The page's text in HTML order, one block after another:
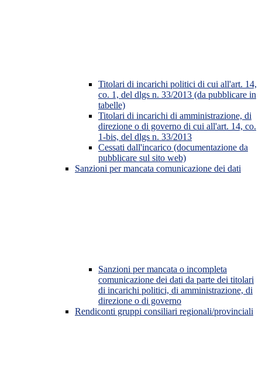
Titolari di incarichi politici di cui all'art. 14,
co. 1, del dlgs n. 33/2013 (da pubblicare in
tabelle)
Titolari di incarichi di amministrazione, di
direzione o di governo di cui all'art. 14, co.
1-bis, del dlgs n. 33/2013
Cessati dall'incarico (documentazione da
pubblicare sul sito web)
Sanzioni per mancata comunicazione dei dati
Sanzioni per mancata o incompleta
comunicazione dei dati da parte dei titolari
di incarichi politici, di amministrazione, di
direzione o di governo
Rendiconti gruppi consiliari regionali/provinciali